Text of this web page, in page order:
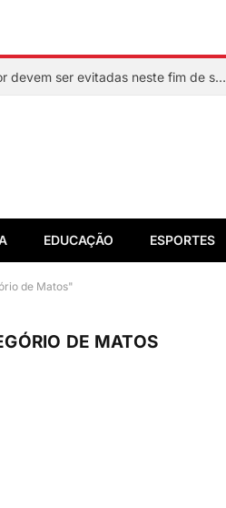
Veja quais praias de Salvador devem ser evitadas neste fim de semana
EDUCAÇÃO ESPORTES
de Matos"
DE MATOS